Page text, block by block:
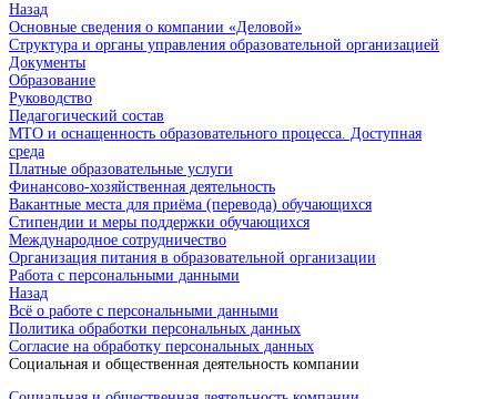
Назад
Основные сведения о компании «Деловой»
Структура и органы управления образовательной организацией
Документы
Образование
Руководство
Педагогический состав
МТО и оснащенность образовательного процесса. Доступная
среда
Платные образовательные услуги
Финансово-хозяйственная деятельность
Вакантные места для приёма (перевода) обучающихся
Стипендии и меры поддержки обучающихся
Международное сотрудничество
Организация питания в образовательной организации
Работа с персональными данными
Назад
Всё о работе с персональными данными
Политика обработки персональных данных
Согласие на обработку персональных данных
Социальная и общественная деятельность компании